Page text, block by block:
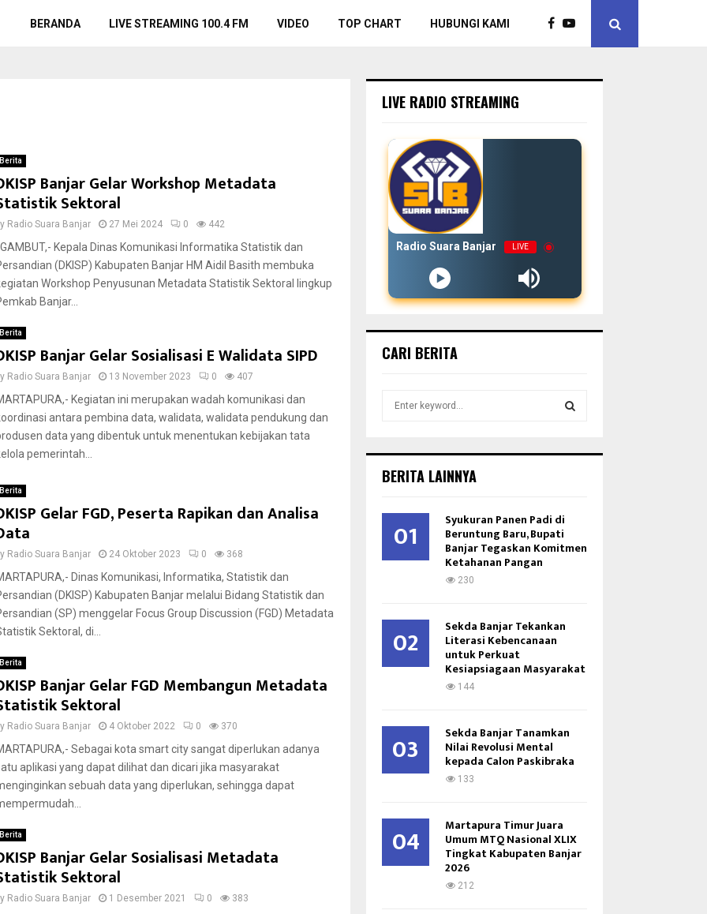
BERANDA LIVE STREAMING 100.4 FM VIDEO TOP CHART HUBUNGI KAMI
Berita
Banjar Gelar Workshop Metadata
Sektoral
Radio Suara Banjar 27 Mei 2024 0 442
Kepala Dinas Komunikasi Informatika Statistik dan
(DKISP) Kabupaten Banjar HM Aidil Basith membuka
Workshop Penyusunan Metadata Statistik Sektoral lingkup
Banjar...
Berita
Banjar Gelar Sosialisasi E Walidata SIPD
Radio Suara Banjar 13 November 2023 0 407
Kegiatan ini merupakan wadah komunikasi dan
antara pembina data, walidata, walidata pendukung dan
data yang dibentuk untuk menentukan kebijakan tata
pemerintah...
Berita
Gelar FGD, Peserta Rapikan dan Analisa
Radio Suara Banjar 24 Oktober 2023 0 368
Dinas Komunikasi, Informatika, Statistik dan
(DKISP) Kabupaten Banjar melalui Bidang Statistik dan
(SP) menggelar Focus Group Discussion (FGD) Metadata
Sektoral, di...
Berita
Banjar Gelar FGD Membangun Metadata
Sektoral
Radio Suara Banjar 4 Oktober 2022 0 370
Sebagai kota smart city sangat diperlukan adanya
aplikasi yang dapat dilihat dan dicari jika masyarakat
sebuah data yang diperlukan, sehingga dapat
Berita
Banjar Gelar Sosialisasi Metadata
Sektoral
Radio Suara Banjar 1 Desember 2021 0 383
LIVE RADIO STREAMING
Radio Suara Banjar LIVE
CARI BERITA
h
o
BERITA LAINNYA
01 Syukuran Panen Padi di
Beruntung Baru, Bupati
Banjar Tegaskan Komitmen
Ketahanan Pangan
230
02 Sekda Banjar Tekankan
Literasi Kebencanaan
untuk Perkuat
Kesiapsiagaan Masyarakat
144
03 Sekda Banjar Tanamkan
Nilai Revolusi Mental
kepada Calon Paskibraka
133
04 Martapura Timur Juara
Umum MTQ Nasional XLIX
Tingkat Kabupaten Banjar
2026
212